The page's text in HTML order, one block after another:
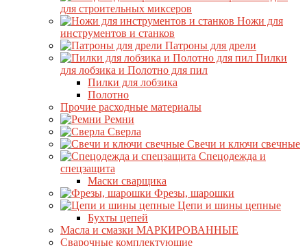
для строительных миксеров
Ножи для
инструментов и станков
Патроны для дрели
Пилки
для лобзика и Полотно для пил
Пилки для лобзика
Полотно
Прочие расходные материалы
Ремни
Сверла
Свечи и ключи свечные
Спецодежда и
спецзащита
Маски сварщика
Фрезы, шарошки
Цепи и шины цепные
Бухты цепей
Масла и смазки МАРКИРОВАННЫЕ
Сварочные комплектующие